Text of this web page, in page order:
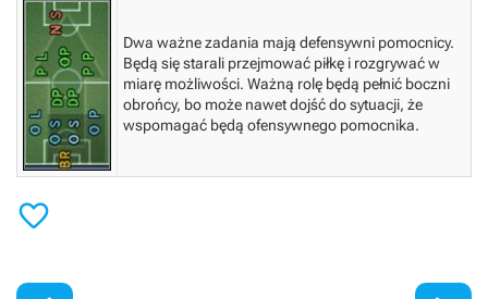
Dwa ważne zadania mają defensywni pomocnicy.
Będą się starali przejmować piłkę i rozgrywać w
miarę możliwości. Ważną rolę będą pełnić boczni
obrońcy, bo może nawet dojść do sytuacji, że
wspomagać będą ofensywnego pomocnika.
